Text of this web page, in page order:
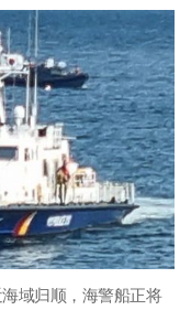
域归顺，海警船正将